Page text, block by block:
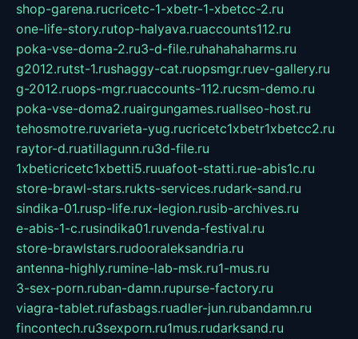
shop-garena.rucricetc-1-xbetr-1-xbetcc-2.ru
one-life-story.rutop-halyava.ruaccounts112.ru
poka-vse-doma-2.ru3-d-file.ruhahahaharms.ru
g2012.rutst-1.rushaggy-cat.ruopsmgr.ruev-gallery.ru
g-2012.ruops-mgr.ruaccounts-112.rucsm-demo.ru
poka-vse-doma2.ruairgungames.ruallseo-host.ru
tehosmotre.ruvarieta-yug.rucricetc1xbetr1xbetcc2.ru
raytor-d.ruatillagunn.ru3d-file.ru
1xbeticricetc1xbetti5.ruuafoot-statti.rue-abis1c.ru
store-brawl-stars.rukts-services.rudark-sand.ru
sindika-01.rusp-life.rux-legion.rusib-archives.ru
e-abis-1-c.rusindika01.ruvenda-festival.ru
store-brawlstars.rudooraleksandria.ru
antenna-highly.rumine-lab-msk.ru1-mus.ru
3-sex-porn.ruban-damn.rupurse-factory.ru
viagra-tablet.rufasbags.ruadler-jun.rubandamn.ru
fincontech.ru3sexporn.ru1mus.rudarksand.ru